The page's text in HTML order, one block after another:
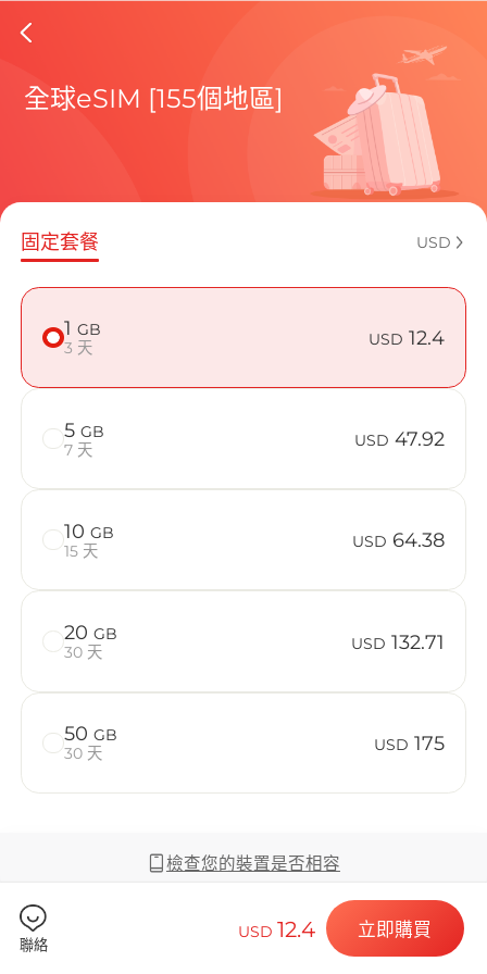
Burkina
包含目前
如何享受
在 Burkina
Billion
選擇您的目的
安裝您的
全球eSIM [155個地區]
固定套餐 USD
1 GB
3 天
USD 12.4
5 GB
7 天
USD 47.92
10 GB
15 天
USD 64.38
20 GB
30 天
USD 132.71
50 GB
30 天
USD 175
檢查您的裝置是否相容
覆蓋範圍及網絡
聯絡
USD 12.4 立即購買